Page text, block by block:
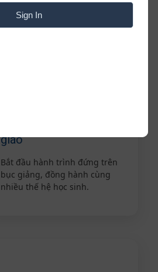
giáo
Bắt đầu hành trình đứng trên
bục giảng, đồng hành cùng
nhiều thế hệ học sinh.
Sign In